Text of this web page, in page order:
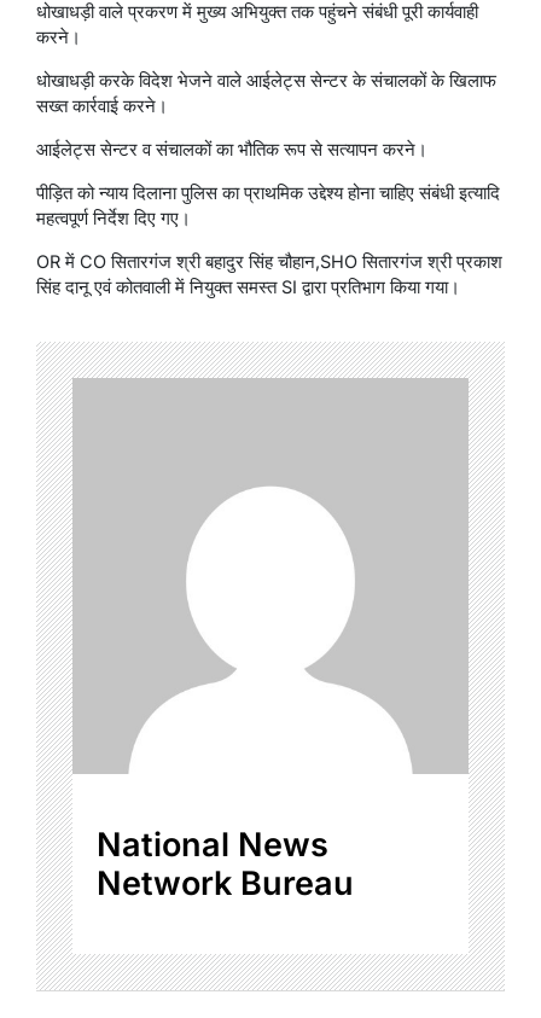
धोखाधड़ी वाले प्रकरण में मुख्य अभियुक्त तक पहुंचने संबंधी पूरी कार्यवाही
करने।
धोखाधड़ी करके विदेश भेजने वाले आईलेट्स सेन्टर के संचालकों के खिलाफ
सख्त कार्रवाई करने।
आईलेट्स सेन्टर व संचालकों का भौतिक रूप से सत्यापन करने।
पीड़ित को न्याय दिलाना पुलिस का प्राथमिक उद्देश्य होना चाहिए संबंधी इत्यादि
महत्वपूर्ण निर्देश दिए गए।
OR में CO सितारगंज श्री बहादुर सिंह चौहान,SHO सितारगंज श्री प्रकाश
सिंह दानू एवं कोतवाली में नियुक्त समस्त SI द्वारा प्रतिभाग किया गया।
National News
Network Bureau